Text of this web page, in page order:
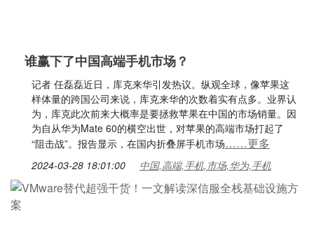
谁赢下了中国高端手机市场？
记者 任磊磊近日，库克来华引发热议。纵观全球，像苹果这
样体量的跨国公司来说，库克来华的次数着实有点多。业界认
为，库克此次前来大概率是要拯救苹果在中国的市场销量。因
为自从华为Mate 60的横空出世，对苹果的高端市场打起了
“阻击战”。报告显示，在国内折叠屏手机市场……更多
2024-03-28 18:01:00 中国,高端,手机,市场,华为,手机